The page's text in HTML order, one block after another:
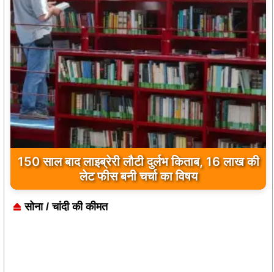
150 साल बाद लाइब्रेरी लौटी दुर्लभ किताब, 16 लाख की
लेट फीस बनी चर्चा का विषय
कुछ मोहब्बतें मुकम्मल होकर भी अधूरी रह जाती हैं…
‘मुसाफिर कैफे’ उसी दर्द का नाम है
सोना / चांदी की कीमत